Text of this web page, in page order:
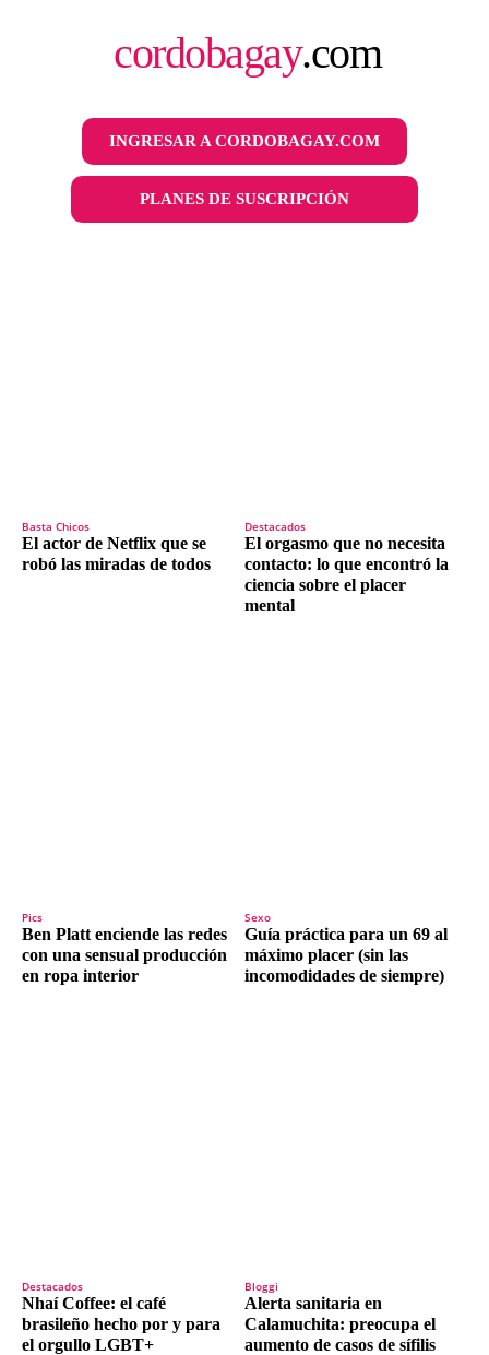
cordobagay.com
INGRESAR A CORDOBAGAY.COM
PLANES DE SUSCRIPCIÓN
Basta Chicos
El actor de Netflix que se
robó las miradas de todos
Destacados
El orgasmo que no necesita
contacto: lo que encontró la
ciencia sobre el placer
mental
Pics
Ben Platt enciende las redes
con una sensual producción
en ropa interior
Sexo
Guía práctica para un 69 al
máximo placer (sin las
incomodidades de siempre)
Destacados
Nhaí Coffee: el café
brasileño hecho por y para
el orgullo LGBT+
Bloggi
Alerta sanitaria en
Calamuchita: preocupa el
aumento de casos de sífilis